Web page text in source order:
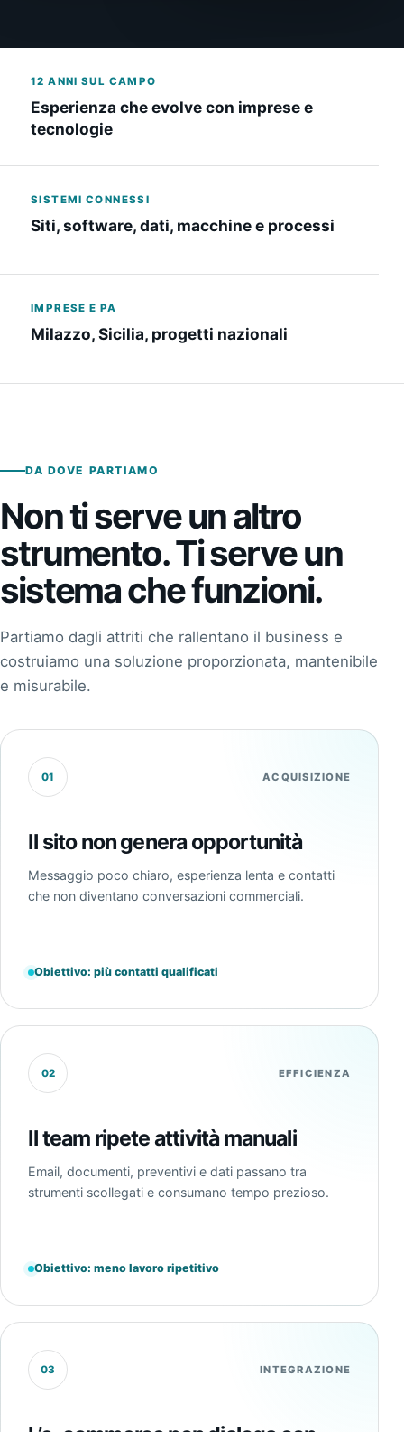
12 ANNI SUL CAMPO
Esperienza che evolve con imprese e
tecnologie
SISTEMI CONNESSI
Siti, software, dati, macchine e processi
IMPRESE E PA
Milazzo, Sicilia, progetti nazionali
DA DOVE PARTIAMO
Non ti serve un altro
strumento. Ti serve un
sistema che funzioni.
Partiamo dagli attriti che rallentano il business e
costruiamo una soluzione proporzionata, mantenibile
e misurabile.
01 ACQUISIZIONE
Il sito non genera opportunità
Messaggio poco chiaro, esperienza lenta e contatti
che non diventano conversazioni commerciali.
Obiettivo: più contatti qualificati
02 EFFICIENZA
Il team ripete attività manuali
Email, documenti, preventivi e dati passano tra
strumenti scollegati e consumano tempo prezioso.
Obiettivo: meno lavoro ripetitivo
03 INTEGRAZIONE